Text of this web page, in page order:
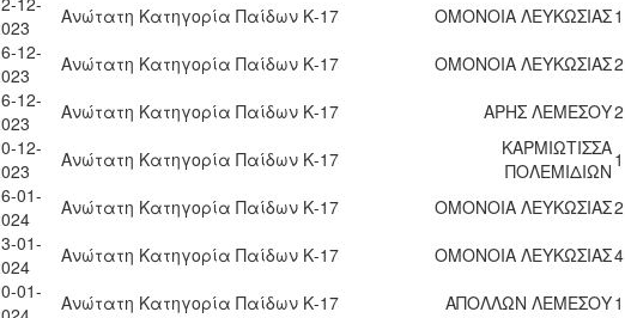
Ανώτατη Κατηγορία Παίδων Κ-17 ΟΜΟΝΟΙΑ ΛΕΥΚΩΣΙΑΣ1
12-
Ανώτατη Κατηγορία Παίδων Κ-17 ΟΜΟΝΟΙΑ ΛΕΥΚΩΣΙΑΣ2
12-
Ανώτατη Κατηγορία Παίδων Κ-17 ΑΡΗΣ ΛΕΜΕΣΟΥ2
12-
Ανώτατη Κατηγορία Παίδων Κ-17
ΚΑΡΜΙΩΤΙΣΣΑ
ΠΟΛΕΜΙΔΙΩΝ 1
01-
Ανώτατη Κατηγορία Παίδων Κ-17 ΟΜΟΝΟΙΑ ΛΕΥΚΩΣΙΑΣ2
01-
Ανώτατη Κατηγορία Παίδων Κ-17 ΟΜΟΝΟΙΑ ΛΕΥΚΩΣΙΑΣ4
01-
Ανώτατη Κατηγορία Παίδων Κ-17 ΑΠΟΛΛΩΝ ΛΕΜΕΣΟΥ1